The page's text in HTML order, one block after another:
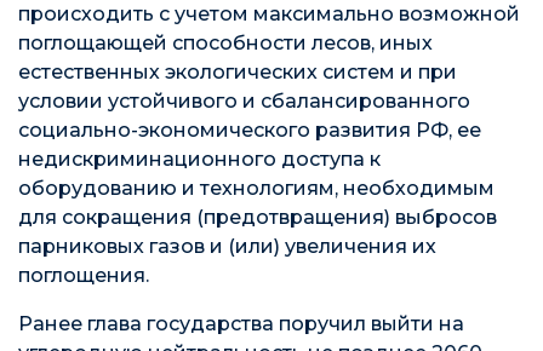
происходить с учетом максимально возможной
поглощающей способности лесов, иных
естественных экологических систем и при
условии устойчивого и сбалансированного
социально-экономического развития РФ, ее
недискриминационного доступа к
оборудованию и технологиям, необходимым
для сокращения (предотвращения) выбросов
парниковых газов и (или) увеличения их
поглощения.
Ранее глава государства поручил выйти на